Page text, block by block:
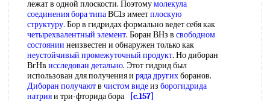
лежат в одной плоскости. Поэтомумолекула
соединениябора типаВС1з имеетплоскую
структуру. Бор в гидридах формально ведет себя как
четырехвалентный элемент. Боран ВНз в свободном
состоянии неизвестен и обнаружен только как
неустойчивый промежуточный продукт. Но диборан
ВгНв исследован детально. Этот гидрид был
использован для получения и ряда другихборанов.
Диборан получаютв чистом видеиз борогидрида
натрияи три-фторида бора
[c.157]